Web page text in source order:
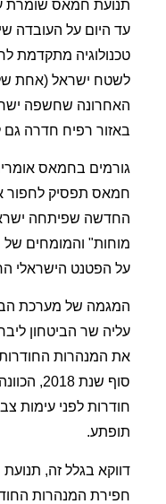
תנועת חמאס שומרת
עד היום על העובדה
לשטח ישראל (אחת
האחרונה שחשפה
באזור רפיח חדרה
גורמים בחמאס
חמאס תפסיק לחפור
החדשה שפיתחה
מוחות" והמומחים
על הפטנט הישראלי
המגמה של מערכת
עליה שר הביטחון
את המנהרות
סוף שנת
חודרות לפני עימות
תופתע.
דווקא בגלל זה,
חפירת המנהרות